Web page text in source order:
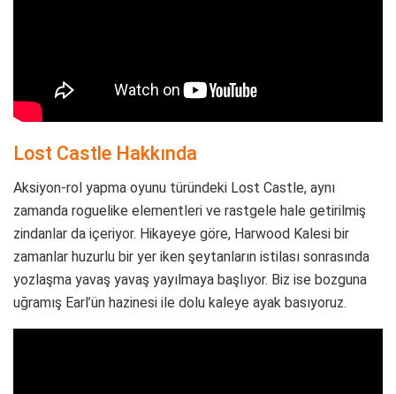
Lost Castle Hakkında
Aksiyon-rol yapma oyunu türündeki Lost Castle, aynı
zamanda roguelike elementleri ve rastgele hale getirilmiş
zindanlar da içeriyor. Hikayeye göre, Harwood Kalesi bir
zamanlar huzurlu bir yer iken şeytanların istilası sonrasında
yozlaşma yavaş yavaş yayılmaya başlıyor. Biz ise bozguna
uğramış Earl’ün hazinesi ile dolu kaleye ayak basıyoruz.